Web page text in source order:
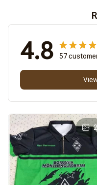
4.8 57
2